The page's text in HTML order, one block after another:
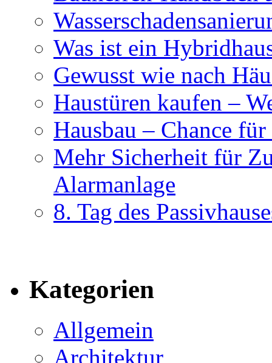
Was ist ein
Gewusst wie nach
Haustüren kaufen –
Hausbau – Chance
Mehr Sicherheit für
Alarmanlage
8. Tag des
Kategorien
Allgemein
Architektur